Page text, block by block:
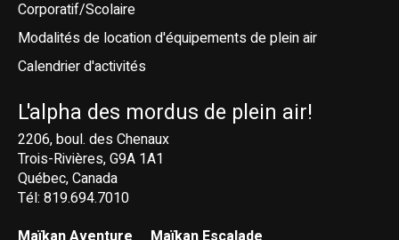
Corporatif/Scolaire
Modalités de location d'équipements de plein air
Calendrier d'activités
L'alpha des mordus de plein air!
2206, boul. des Chenaux
Trois-Rivières, G9A 1A1
Québec, Canada
Tél: 819.694.7010